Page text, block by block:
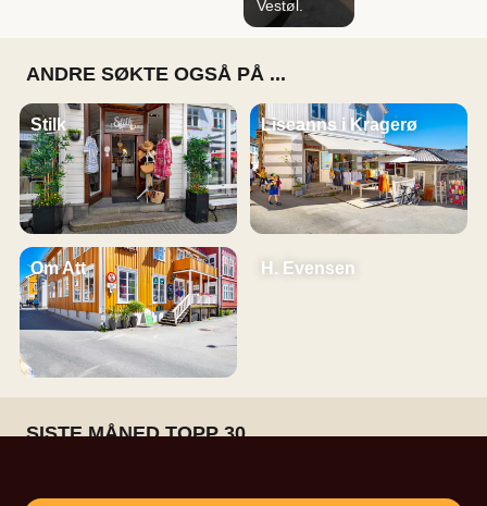
Vestøl.
ANDRE SØKTE OGSÅ PÅ ...
Stilk Liseanns i Kragerø
Om Att H. Evensen
SISTE MÅNED TOPP 30 ...